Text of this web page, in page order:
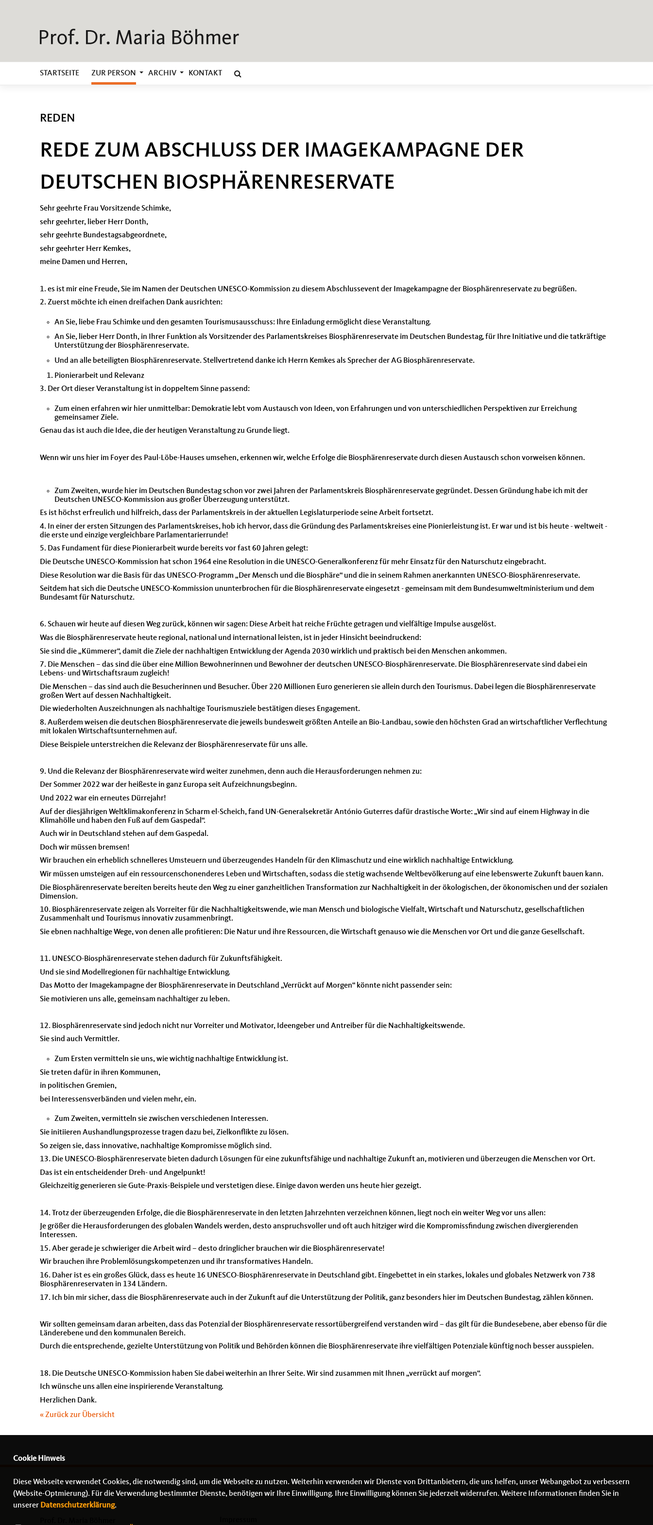
STARTSEITE ZUR PERSON ARCHIV KONTAKT
REDEN
REDE ZUM ABSCHLUSS DER IMAGEKAMPAGNE DER
DEUTSCHEN BIOSPHÄRENRESERVATE
Sehr geehrte Frau Vorsitzende Schimke,
sehr geehrter, lieber Herr Donth,
sehr geehrte Bundestagsabgeordnete,
sehr geehrter Herr Kemkes,
meine Damen und Herren,
1. es ist mir eine Freude, Sie im Namen der Deutschen UNESCO-Kommission zu diesem Abschlussevent der Imagekampagne der Biosphärenreservate zu begrüßen.
2. Zuerst möchte ich einen dreifachen Dank ausrichten:
An Sie, liebe Frau Schimke und den gesamten Tourismusausschuss: Ihre Einladung ermöglicht diese Veranstaltung.
An Sie, lieber Herr Donth, in Ihrer Funktion als Vorsitzender des Parlamentskreises Biosphärenreservate im Deutschen Bundestag, für Ihre Initiative und die tatkräftige
Unterstützung der Biosphärenreservate.
Und an alle beteiligten Biosphärenreservate. Stellvertretend danke ich Herrn Kemkes als Sprecher der AG Biosphärenreservate.
Pionierarbeit und Relevanz
3. Der Ort dieser Veranstaltung ist in doppeltem Sinne passend:
Zum einen erfahren wir hier unmittelbar: Demokratie lebt vom Austausch von Ideen, von Erfahrungen und von unterschiedlichen Perspektiven zur Erreichung
gemeinsamer Ziele.
Genau das ist auch die Idee, die der heutigen Veranstaltung zu Grunde liegt.
Wenn wir uns hier im Foyer des Paul-Löbe-Hauses umsehen, erkennen wir, welche Erfolge die Biosphärenreservate durch diesen Austausch schon vorweisen können.
Zum Zweiten, wurde hier im Deutschen Bundestag schon vor zwei Jahren der Parlamentskreis Biosphärenreservate gegründet. Dessen Gründung habe ich mit der
Deutschen UNESCO-Kommission aus großer Überzeugung unterstützt.
Es ist höchst erfreulich und hilfreich, dass der Parlamentskreis in der aktuellen Legislaturperiode seine Arbeit fortsetzt.
4. In einer der ersten Sitzungen des Parlamentskreises, hob ich hervor, dass die Gründung des Parlamentskreises eine Pionierleistung ist. Er war und ist bis heute - weltweit -
die erste und einzige vergleichbare Parlamentarierrunde!
5. Das Fundament für diese Pionierarbeit wurde bereits vor fast 60 Jahren gelegt:
Die Deutsche UNESCO-Kommission hat schon 1964 eine Resolution in die UNESCO-Generalkonferenz für mehr Einsatz für den Naturschutz eingebracht.
Diese Resolution war die Basis für das UNESCO-Programm „Der Mensch und die Biosphäre“ und die in seinem Rahmen anerkannten UNESCO-Biosphärenreservate.
Seitdem hat sich die Deutsche UNESCO-Kommission ununterbrochen für die Biosphärenreservate eingesetzt - gemeinsam mit dem Bundesumweltministerium und dem
Bundesamt für Naturschutz.
6. Schauen wir heute auf diesen Weg zurück, können wir sagen: Diese Arbeit hat reiche Früchte getragen und vielfältige Impulse ausgelöst.
Was die Biosphärenreservate heute regional, national und international leisten, ist in jeder Hinsicht beeindruckend:
Sie sind die „Kümmerer“, damit die Ziele der nachhaltigen Entwicklung der Agenda 2030 wirklich und praktisch bei den Menschen ankommen.
7. Die Menschen – das sind die über eine Million Bewohnerinnen und Bewohner der deutschen UNESCO-Biosphärenreservate. Die Biosphärenreservate sind dabei ein
Lebens- und Wirtschaftsraum zugleich!
Die Menschen – das sind auch die Besucherinnen und Besucher. Über 220 Millionen Euro generieren sie allein durch den Tourismus. Dabei legen die Biosphärenreservate
großen Wert auf dessen Nachhaltigkeit.
Die wiederholten Auszeichnungen als nachhaltige Tourismusziele bestätigen dieses Engagement.
8. Außerdem weisen die deutschen Biosphärenreservate die jeweils bundesweit größten Anteile an Bio-Landbau, sowie den höchsten Grad an wirtschaftlicher Verflechtung
mit lokalen Wirtschaftsunternehmen auf.
Diese Beispiele unterstreichen die Relevanz der Biosphärenreservate für uns alle.
9. Und die Relevanz der Biosphärenreservate wird weiter zunehmen, denn auch die Herausforderungen nehmen zu:
Der Sommer 2022 war der heißeste in ganz Europa seit Aufzeichnungsbeginn.
Und 2022 war ein erneutes Dürrejahr!
Auf der diesjährigen Weltklimakonferenz in Scharm el-Scheich, fand UN-Generalsekretär António Guterres dafür drastische Worte: „Wir sind auf einem Highway in die
Klimahölle und haben den Fuß auf dem Gaspedal“.
Auch wir in Deutschland stehen auf dem Gaspedal.
Doch wir müssen bremsen!
Wir brauchen ein erheblich schnelleres Umsteuern und überzeugendes Handeln für den Klimaschutz und eine wirklich nachhaltige Entwicklung.
Wir müssen umsteigen auf ein ressourcenschonenderes Leben und Wirtschaften, sodass die stetig wachsende Weltbevölkerung auf eine lebenswerte Zukunft bauen kann.
Die Biosphärenreservate bereiten bereits heute den Weg zu einer ganzheitlichen Transformation zur Nachhaltigkeit in der ökologischen, der ökonomischen und der sozialen
Dimension.
10. Biosphärenreservate zeigen als Vorreiter für die Nachhaltigkeitswende, wie man Mensch und biologische Vielfalt, Wirtschaft und Naturschutz, gesellschaftlichen
Zusammenhalt und Tourismus innovativ zusammenbringt.
Sie ebnen nachhaltige Wege, von denen alle profitieren: Die Natur und ihre Ressourcen, die Wirtschaft genauso wie die Menschen vor Ort und die ganze Gesellschaft.
11. UNESCO-Biosphärenreservate stehen dadurch für Zukunftsfähigkeit.
Und sie sind Modellregionen für nachhaltige Entwicklung.
Das Motto der Imagekampagne der Biosphärenreservate in Deutschland „Verrückt auf Morgen“ könnte nicht passender sein:
Sie motivieren uns alle, gemeinsam nachhaltiger zu leben.
12. Biosphärenreservate sind jedoch nicht nur Vorreiter und Motivator, Ideengeber und Antreiber für die Nachhaltigkeitswende.
Sie sind auch Vermittler.
Zum Ersten vermitteln sie uns, wie wichtig nachhaltige Entwicklung ist.
Sie treten dafür in ihren Kommunen,
in politischen Gremien,
bei Interessensverbänden und vielen mehr, ein.
Zum Zweiten, vermitteln sie zwischen verschiedenen Interessen.
Sie initiieren Aushandlungsprozesse tragen dazu bei, Zielkonflikte zu lösen.
So zeigen sie, dass innovative, nachhaltige Kompromisse möglich sind.
13. Die UNESCO-Biosphärenreservate bieten dadurch Lösungen für eine zukunftsfähige und nachhaltige Zukunft an, motivieren und überzeugen die Menschen vor Ort.
Das ist ein entscheidender Dreh- und Angelpunkt!
Gleichzeitig generieren sie Gute-Praxis-Beispiele und verstetigen diese. Einige davon werden uns heute hier gezeigt.
14. Trotz der überzeugenden Erfolge, die die Biosphärenreservate in den letzten Jahrzehnten verzeichnen können, liegt noch ein weiter Weg vor uns allen:
Je größer die Herausforderungen des globalen Wandels werden, desto anspruchsvoller und oft auch hitziger wird die Kompromissfindung zwischen divergierenden
Interessen.
15. Aber gerade je schwieriger die Arbeit wird – desto dringlicher brauchen wir die Biosphärenreservate!
Wir brauchen ihre Problemlösungskompetenzen und ihr transformatives Handeln.
16. Daher ist es ein großes Glück, dass es heute 16 UNESCO-Biosphärenreservate in Deutschland gibt. Eingebettet in ein starkes, lokales und globales Netzwerk von 738
Biosphärenreservaten in 134 Ländern.
17. Ich bin mir sicher, dass die Biosphärenreservate auch in der Zukunft auf die Unterstützung der Politik, ganz besonders hier im Deutschen Bundestag, zählen können.
Wir sollten gemeinsam daran arbeiten, dass das Potenzial der Biosphärenreservate ressortübergreifend verstanden wird – das gilt für die Bundesebene, aber ebenso für die
Länderebene und den kommunalen Bereich.
Durch die entsprechende, gezielte Unterstützung von Politik und Behörden können die Biosphärenreservate ihre vielfältigen Potenziale künftig noch besser ausspielen.
18. Die Deutsche UNESCO-Kommission haben Sie dabei weiterhin an Ihrer Seite. Wir sind zusammen mit Ihnen „verrückt auf morgen“.
Ich wünsche uns allen eine inspirierende Veranstaltung.
Herzlichen Dank.
« Zurück zur Übersicht
Anschrift Links
Cookie Hinweis
Diese Webseite verwendet Cookies, die notwendig sind, um die Webseite zu nutzen. Weiterhin verwenden wir Dienste von Drittanbietern, die uns helfen, unser Webangebot zu verbessern
(Website-Optmierung). Für die Verwendung bestimmter Dienste, benötigen wir Ihre Einwilligung. Ihre Einwilligung können Sie jederzeit widerrufen. Weitere Informationen finden Sie in
unserer Datenschutzerklärung.